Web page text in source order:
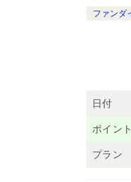
ファンダ
日付
ポイント
プラン